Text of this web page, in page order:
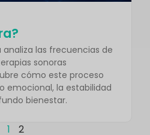
las frecuencias de
sonoras
cómo este proceso
emocional, la estabilidad
bienestar.
1 2